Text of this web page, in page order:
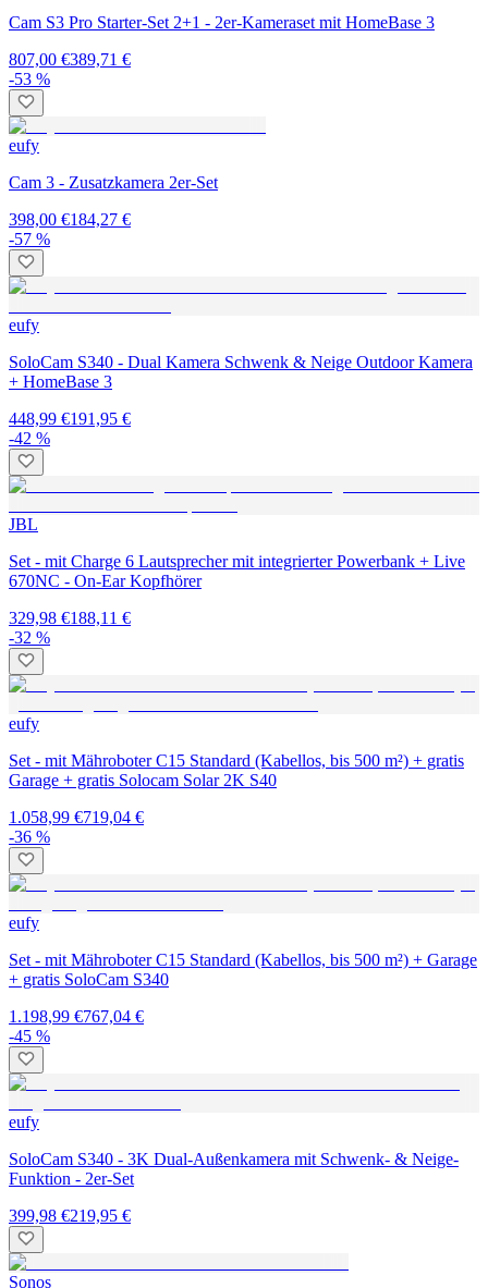
Cam S3 Pro Starter-Set 2+1 - 2er-Kameraset mit HomeBase 3
807,00 €389,71 €
-53 %
eufy
Cam 3 - Zusatzkamera 2er-Set
398,00 €184,27 €
-57 %
eufy
SoloCam S340 - Dual Kamera Schwenk & Neige Outdoor Kamera
+ HomeBase 3
448,99 €191,95 €
-42 %
JBL
Set - mit Charge 6 Lautsprecher mit integrierter Powerbank + Live
670NC - On-Ear Kopfhörer
329,98 €188,11 €
-32 %
eufy
Set - mit Mähroboter C15 Standard (Kabellos, bis 500 m²) + gratis
Garage + gratis Solocam Solar 2K S40
1.058,99 €719,04 €
-36 %
eufy
Set - mit Mähroboter C15 Standard (Kabellos, bis 500 m²) + Garage
+ gratis SoloCam S340
1.198,99 €767,04 €
-45 %
eufy
SoloCam S340 - 3K Dual-Außenkamera mit Schwenk- & Neige-
Funktion - 2er-Set
399,98 €219,95 €
Sonos